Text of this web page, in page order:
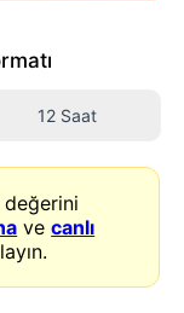
12 Saat
vecanlı